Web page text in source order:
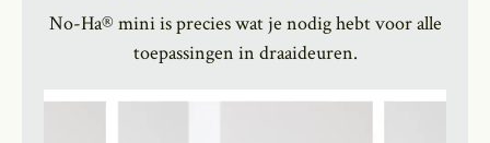
No-Ha® mini is precies wat je nodig hebt voor alle
toepassingen in draaideuren.